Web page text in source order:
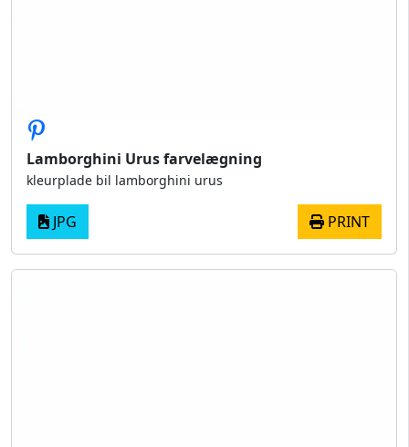
Lamborghini Urus farvelægning
kleurplade bil lamborghini urus
JPG PRINT